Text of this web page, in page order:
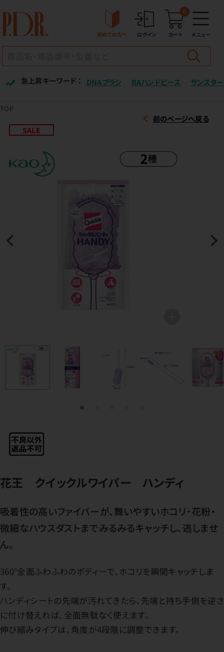
初めての方へ ログイン カート
0
メニュー
急上昇キーワード ： DNAブラシ BAハンドピース サンスター
TOP
前のページへ戻る
花王 クイックルワイパー ハンディ
吸着性の高いファイバーが、舞いやすいホコリ・花粉・
微細なハウスダストまでみるみるキャッチし、逃しませ
ん。
360°全面ふわふわのボディーで、ホコリを瞬間キャッチしま
す。
ハンディシートの先端が汚れてきたら、先端と持ち手側を逆さ
に付け替えれば、全面無駄なく使えます。
伸び縮みタイプは、角度が4段階に調整できます。
SALE